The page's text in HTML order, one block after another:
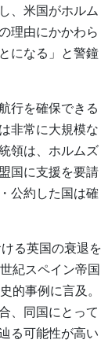
、米国がホルム
理由にかかわら
になる」と警鐘
行を確保できる
非常に大規模な
領は、ホルムズ
国に支援を要請
公約した国は確
る英国の衰退を
紀スペイン帝国
的事例に言及。
、同国にとって
る可能性が高い